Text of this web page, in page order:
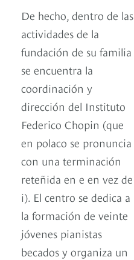
De hecho, dentro de las
actividades de la
fundación de su familia
se encuentra la
coordinación y
dirección del Instituto
Federico Chopin (que
en polaco se pronuncia
con una terminación
reteñida en e en vez de
i). El centro se dedica a
la formación de veinte
jóvenes pianistas
becados y organiza un